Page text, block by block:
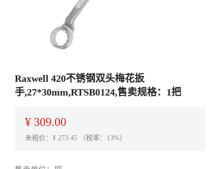
Raxwell 420不锈钢双头梅花扳
手,27*30mm,RTSB0124,售卖规格：1把
¥ 309.00
未税价：¥ 273.45 （税率：13%）